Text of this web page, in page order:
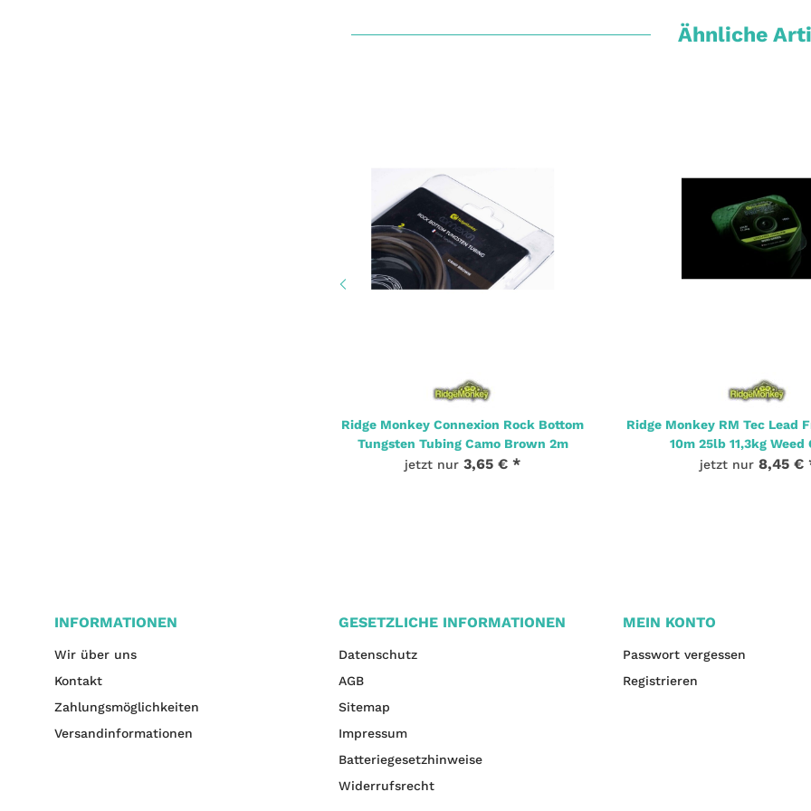
Ähnliche
Ridge Monkey Connexion Rock Bottom
Tungsten Tubing Camo Brown 2m
jetzt nur 3,65 € *
Ridge Monkey RM Tec Lead
10m 25lb 11,3kg Weed
jetzt nur 8,45 €
INFORMATIONEN
Wir über uns
Kontakt
Zahlungsmöglichkeiten
Versandinformationen
GESETZLICHE INFORMATIONEN
Datenschutz
AGB
Sitemap
Impressum
Batteriegesetzhinweise
Widerrufsrecht
MEIN KONTO
Passwort vergessen
Registrieren